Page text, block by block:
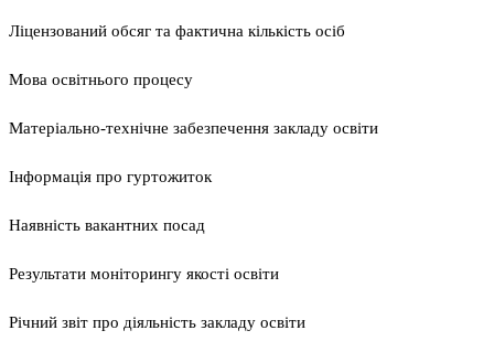
Ліцензований обсяг та фактична кількість осіб
Мова освітнього процесу
Матеріально-технічне забезпечення закладу освіти
Інформація про гуртожиток
Наявність вакантних посад
Результати моніторингу якості освіти
Річний звіт про діяльність закладу освіти